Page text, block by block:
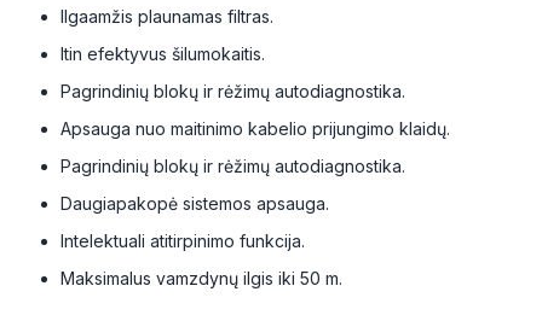
Ilgaamžis plaunamas filtras.
Itin efektyvus šilumokaitis.
Pagrindinių blokų ir rėžimų autodiagnostika.
Apsauga nuo maitinimo kabelio prijungimo klaidų.
Pagrindinių blokų ir rėžimų autodiagnostika.
Daugiapakopė sistemos apsauga.
Intelektuali atitirpinimo funkcija.
Maksimalus vamzdynų ilgis iki 50 m.